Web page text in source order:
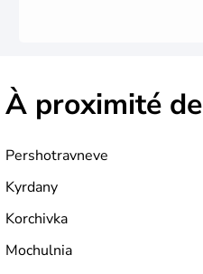
À proximité de
Pershotravneve
Kyrdany
Korchivka
Mochulnia